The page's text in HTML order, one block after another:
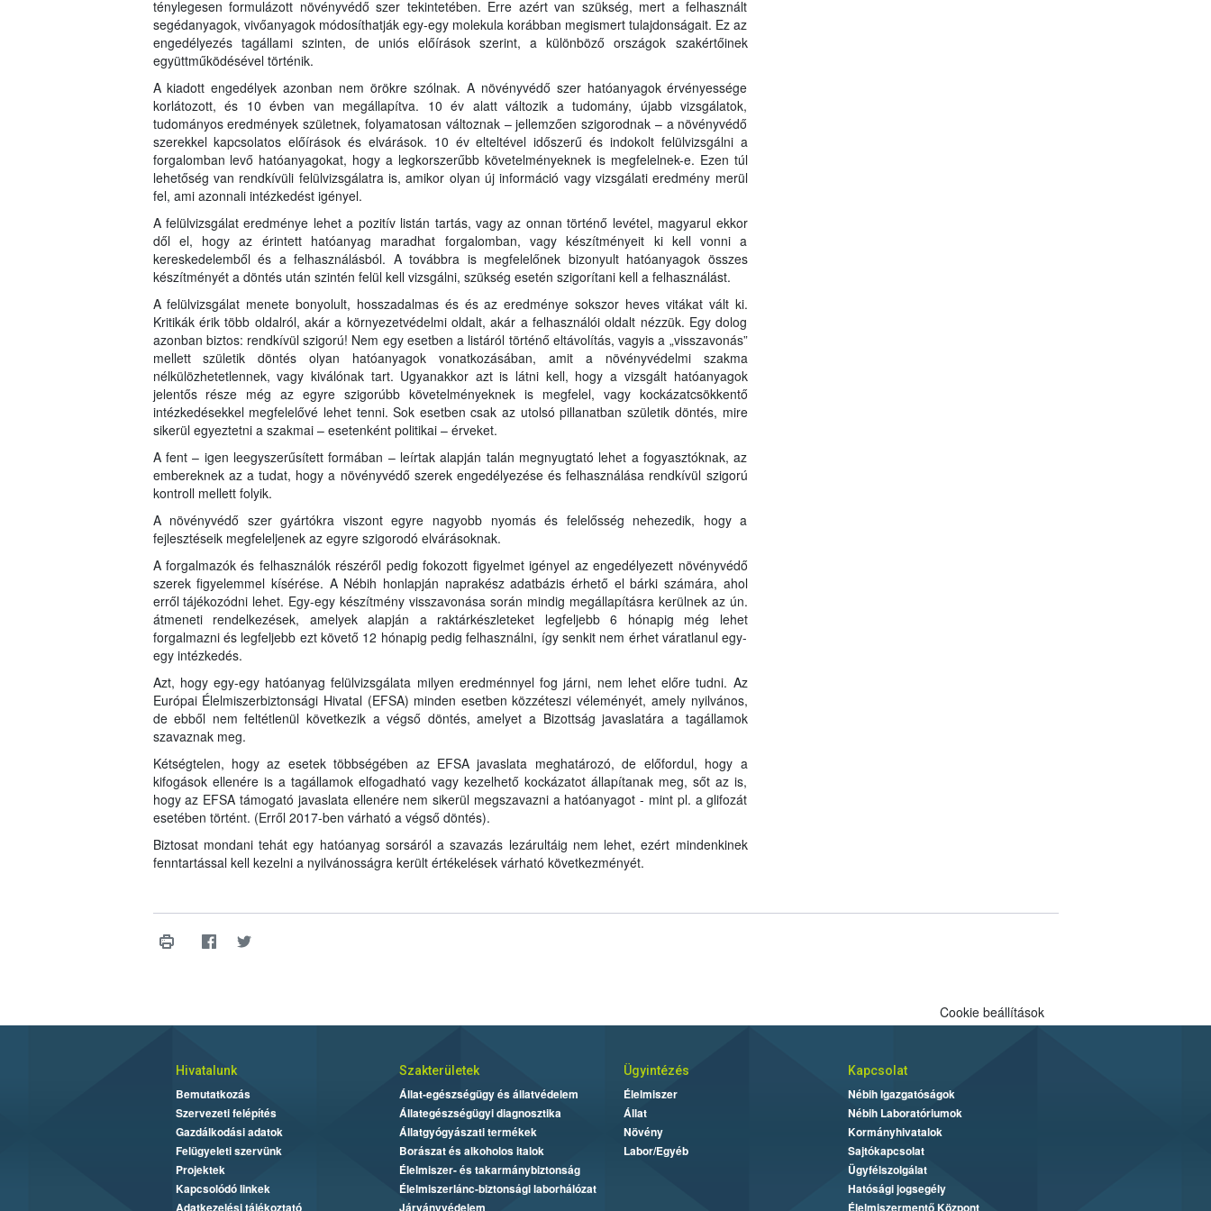
ténylegesen formulázott növényvédő szer tekintetében. Erre azért van szükség, mert a felhasznált
segédanyagok, vivőanyagok módosíthatják egy-egy molekula korábban megismert tulajdonságait. Ez az
engedélyezés tagállami szinten, de uniós előírások szerint, a különböző országok szakértőinek
együttműködésével történik.
A kiadott engedélyek azonban nem örökre szólnak. A növényvédő szer hatóanyagok érvényessége
korlátozott, és 10 évben van megállapítva. 10 év alatt változik a tudomány, újabb vizsgálatok,
tudományos eredmények születnek, folyamatosan változnak – jellemzően szigorodnak – a növényvédő
szerekkel kapcsolatos előírások és elvárások. 10 év elteltével időszerű és indokolt felülvizsgálni a
forgalomban levő hatóanyagokat, hogy a legkorszerűbb követelményeknek is megfelelnek-e. Ezen túl
lehetőség van rendkívüli felülvizsgálatra is, amikor olyan új információ vagy vizsgálati eredmény merül
fel, ami azonnali intézkedést igényel.
A felülvizsgálat eredménye lehet a pozitív listán tartás, vagy az onnan történő levétel, magyarul ekkor
dől el, hogy az érintett hatóanyag maradhat forgalomban, vagy készítményeit ki kell vonni a
kereskedelemből és a felhasználásból. A továbbra is megfelelőnek bizonyult hatóanyagok összes
készítményét a döntés után szintén felül kell vizsgálni, szükség esetén szigorítani kell a felhasználást.
A felülvizsgálat menete bonyolult, hosszadalmas és és az eredménye sokszor heves vitákat vált ki.
Kritikák érik több oldalról, akár a környezetvédelmi oldalt, akár a felhasználói oldalt nézzük. Egy dolog
azonban biztos: rendkívül szigorú! Nem egy esetben a listáról történő eltávolítás, vagyis a „visszavonás”
mellett születik döntés olyan hatóanyagok vonatkozásában, amit a növényvédelmi szakma
nélkülözhetetlennek, vagy kiválónak tart. Ugyanakkor azt is látni kell, hogy a vizsgált hatóanyagok
jelentős része még az egyre szigorúbb követelményeknek is megfelel, vagy kockázatcsökkentő
intézkedésekkel megfelelővé lehet tenni. Sok esetben csak az utolsó pillanatban születik döntés, mire
sikerül egyeztetni a szakmai – esetenként politikai – érveket.
A fent – igen leegyszerűsített formában – leírtak alapján talán megnyugtató lehet a fogyasztóknak, az
embereknek az a tudat, hogy a növényvédő szerek engedélyezése és felhasználása rendkívül szigorú
kontroll mellett folyik.
A növényvédő szer gyártókra viszont egyre nagyobb nyomás és felelősség nehezedik, hogy a
fejlesztéseik megfeleljenek az egyre szigorodó elvárásoknak.
A forgalmazók és felhasználók részéről pedig fokozott figyelmet igényel az engedélyezett növényvédő
szerek figyelemmel kísérése. A Nébih honlapján naprakész adatbázis érhető el bárki számára, ahol
erről tájékozódni lehet. Egy-egy készítmény visszavonása során mindig megállapításra kerülnek az ún.
átmeneti rendelkezések, amelyek alapján a raktárkészleteket legfeljebb 6 hónapig még lehet
forgalmazni és legfeljebb ezt követő 12 hónapig pedig felhasználni, így senkit nem érhet váratlanul egy-
egy intézkedés.
Azt, hogy egy-egy hatóanyag felülvizsgálata milyen eredménnyel fog járni, nem lehet előre tudni. Az
Európai Élelmiszerbiztonsági Hivatal (EFSA) minden esetben közzéteszi véleményét, amely nyilvános,
de ebből nem feltétlenül következik a végső döntés, amelyet a Bizottság javaslatára a tagállamok
szavaznak meg.
Kétségtelen, hogy az esetek többségében az EFSA javaslata meghatározó, de előfordul, hogy a
kifogások ellenére is a tagállamok elfogadható vagy kezelhető kockázatot állapítanak meg, sőt az is,
hogy az EFSA támogató javaslata ellenére nem sikerül megszavazni a hatóanyagot - mint pl. a glifozát
esetében történt. (Erről 2017-ben várható a végső döntés).
Biztosat mondani tehát egy hatóanyag sorsáról a szavazás lezárultáig nem lehet, ezért mindenkinek
fenntartással kell kezelni a nyilvánosságra került értékelések várható következményét.
Cookie beállítások
Hivatalunk
Bemutatkozás
Szervezeti felépítés
Gazdálkodási adatok
Felügyeleti szervünk
Projektek
Kapcsolódó linkek
Adatkezelési tájékoztató
Szakterületek
Állat-egészségügy és állatvédelem
Állategészségügyi diagnosztika
Állatgyógyászati termékek
Borászat és alkoholos italok
Élelmiszer- és takarmánybiztonság
Élelmiszerlánc-biztonsági laborhálózat
Járványvédelem
Ügyintézés
Élelmiszer
Állat
Növény
Labor/Egyéb
Kapcsolat
Nébih Igazgatóságok
Nébih Laboratóriumok
Kormányhivatalok
Sajtókapcsolat
Ügyfélszolgálat
Hatósági jogsegély
Élelmiszermentő Központ